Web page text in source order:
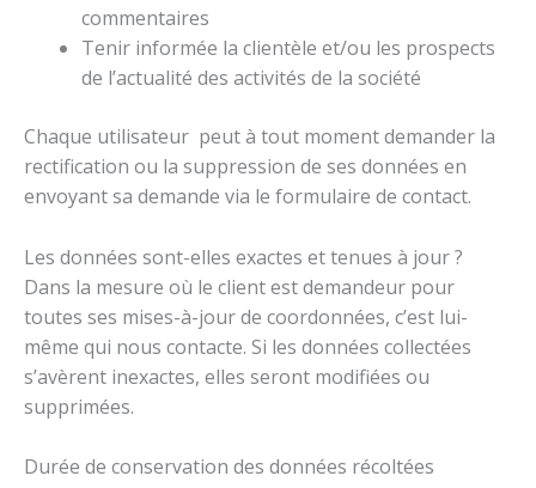
commentaires
Tenir informée la clientèle et/ou les prospects
de l’actualité des activités de la société
Chaque utilisateur peut à tout moment demander la
rectification ou la suppression de ses données en
envoyant sa demande via le formulaire de contact.
Les données sont-elles exactes et tenues à jour ?
Dans la mesure où le client est demandeur pour
toutes ses mises-à-jour de coordonnées, c’est lui-
même qui nous contacte. Si les données collectées
s’avèrent inexactes, elles seront modifiées ou
supprimées.
Durée de conservation des données récoltées